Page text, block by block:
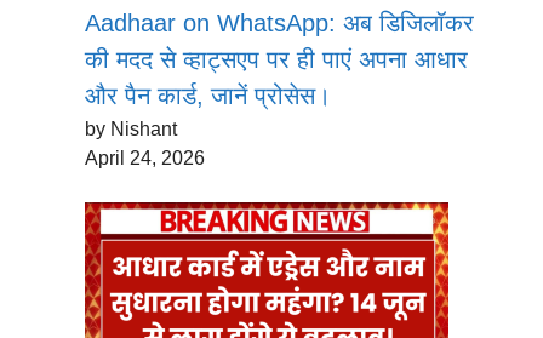
Aadhaar on WhatsApp: अब डिजिलॉकर
की मदद से व्हाट्सएप पर ही पाएं अपना आधार
और पैन कार्ड, जानें प्रोसेस।
by Nishant
April 24, 2026